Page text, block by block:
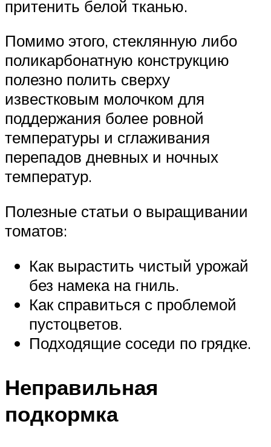
притенить белой тканью.
Помимо этого, стеклянную либо
поликарбонатную конструкцию
полезно полить сверху
известковым молочком для
поддержания более ровной
температуры и сглаживания
перепадов дневных и ночных
температур.
Полезные статьи о выращивании
томатов:
Как вырастить чистый урожай
без намека на гниль.
Как справиться с проблемой
пустоцветов.
Подходящие соседи по грядке.
Неправильная
подкормка